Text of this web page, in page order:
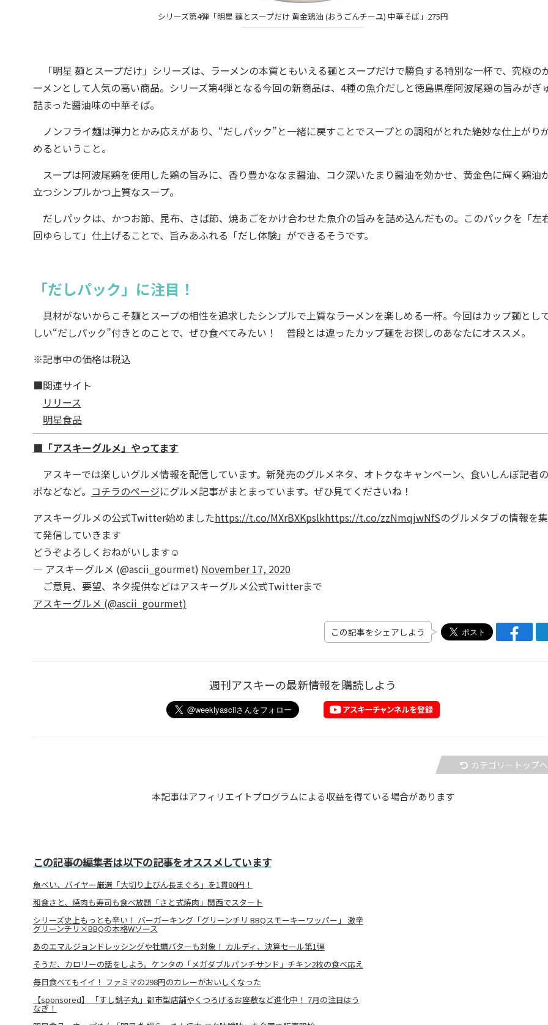
シリーズ第4弾「明星 麺とスープだけ 黄金鶏油 (おうごんチーユ) 中華そば」275円
「明星 麺とスープだけ」シリーズは、ラーメンの本質ともいえる麺とスープだけで勝負する特別な一杯で、究極の
ーメンとして人気の高い商品。シリーズ第4弾となる今回の新商品は、4種の魚介だしと徳島県産阿波尾鶏の旨みがぎ
詰まった醤油味の中華そば。
ノンフライ麺は弾力とかみ応えがあり、“だしパック”と一緒に戻すことでスープとの調和がとれた絶妙な仕上がり
めるということ。
スープは阿波尾鶏を使用した鶏の旨みに、香り豊かななま醤油、コク深いたまり醤油を効かせ、黄金色に輝く鶏油
立つシンプルかつ上質なスープ。
だしパックは、かつお節、昆布、さば節、焼あごをかけ合わせた魚介の旨みを詰め込んだもの。このパックを「左
回ゆらして」仕上げることで、旨みあふれる「だし体験」ができるそうです。
「だしパック」に注目！
具材がないからこそ麺とスープの相性を追求したシンプルで上質なラーメンを楽しめる一杯。今回はカップ麺とし
しい“だしパック”付きとのことで、ぜひ食べてみたい！ 普段とは違ったカップ麺をお探しのあなたにオススメ。
※記事中の価格は税込
■関連サイト
リリース
明星食品
■「アスキーグルメ」やってます
アスキーでは楽しいグルメ情報を配信しています。新発売のグルメネタ、オトクなキャンペーン、食いしんぼ記者
ポなどなど。 コチラのページにグルメ記事がまとまっています。ぜひ見てくださいね！
アスキーグルメの公式Twitter始めましたhttps://t.co/MXrBXKpslkhttps://t.co/zzNmqjwNfSのグルメタブの情報を
て発信していきます
どうぞよろしくおねがいします☺️
— アスキーグルメ (@ascii_gourmet) November 17, 2020
ご意見、要望、ネタ提供などはアスキーグルメ公式Twitterまで
アスキーグルメ (@ascii_gourmet)
この記事をシェアしよう
週刊アスキーの最新情報を購読しよう
カテゴリートップへ
本記事はアフィリエイトプログラムによる収益を得ている場合があります
この記事の編集者は以下の記事をオススメしています
魚べい、バイヤー厳選「大切り上びん長まぐろ」を1貫80円！
和食さと、焼肉も寿司も食べ放題「さと式焼肉」関西でスタート
シリーズ史上もっとも辛い！ バーガーキング「グリーンチリ BBQスモーキーワッパー」 激辛
グリーンチリ×BBQの本格Wソース
あのエマルジョンドレッシングや牡蠣バターも対象！ カルディ、決算セール第1弾
そうだ、カロリーの話をしよう。ケンタの「メガダブルパンチサンド」チキン2枚の食べ応え
毎日食べてもイイ！ ファミマの298円のカレーがおいしくなった
【sponsored】 「すし銚子丸」都市型店舗やくつろげるお座敷など進化中！ 7月の注目はう
なぎ！